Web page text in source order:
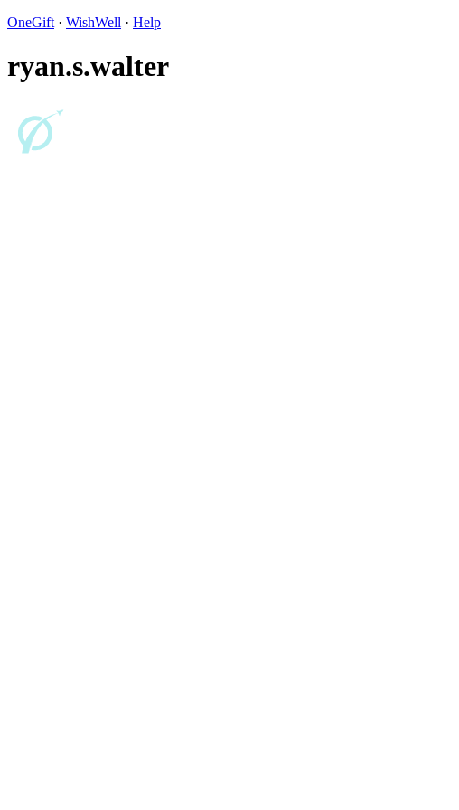
OneGift · WishWell · Help
ryan.s.walter